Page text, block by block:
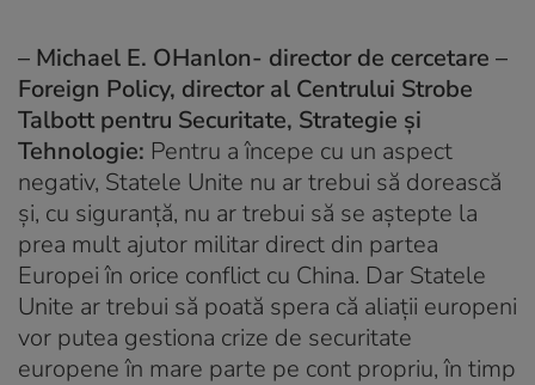
– Michael E. OHanlon- director de cercetare –
Foreign Policy, director al Centrului Strobe
Talbott pentru Securitate, Strategie și
Tehnologie: Pentru a începe cu un aspect
negativ, Statele Unite nu ar trebui să dorească
și, cu siguranță, nu ar trebui să se aștepte la
prea mult ajutor militar direct din partea
Europei în orice conflict cu China. Dar Statele
Unite ar trebui să poată spera că aliații europeni
vor putea gestiona crize de securitate
europene în mare parte pe cont propriu, în timp